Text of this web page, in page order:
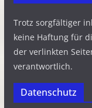
Trotz sorgfältiger
keine Haftung für
der verlinkten
verantwortlich.
Datenschutz